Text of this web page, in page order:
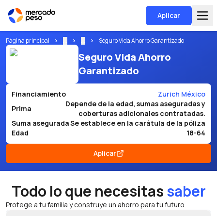
Aplicar
Página principal Seguro Vida Ahorro Garantizado
Seguro Vida Ahorro
Garantizado
Financiamiento
Zurich México
Prima
Depende de la edad, sumas aseguradas y
coberturas adicionales contratadas.
Suma aseguradaSe establece en la carátula de la póliza
Edad
18-64
Aplicar
Todo lo que necesitassaber
Protege a tu familia y construye un ahorro para tu futuro.